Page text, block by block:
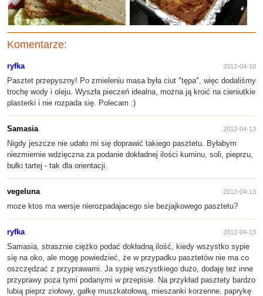
Komentarze:
ryfka 2012-04-10
Pasztet przepyszny! Po zmieleniu masa była ciut "tępa", więc dodaliśmy
trochę wody i oleju. Wyszła pieczeń idealna, można ją kroić na cieniutkie
plasterki i nie rozpada się. Polecam :)
Samasia 2012-04-13
Nigdy jeszcze nie udało mi się doprawić takiego pasztetu. Byłabym
niezmiernie wdzięczna za podanie dokładnej ilości kuminu, soli, pieprzu,
bułki tartej - tak dla orientacji.
vegeluna 2012-04-13
moze ktos ma wersje nierozpadajacego sie bezjajkowego pasztetu?
ryfka 2012-04-13
Samasia, strasznie ciężko podać dokładną ilość, kiedy wszystko sypie
się na oko, ale mogę powiedzieć, że w przypadku pasztetów nie ma co
oszczędzać z przyprawami. Ja sypię wszystkiego dużo, dodaję też inne
przyprawy poza tymi podanymi w przepisie. Na przykład pasztety bardzo
lubią pieprz ziołowy, gałkę muszkatołową, mieszanki korzenne, paprykę